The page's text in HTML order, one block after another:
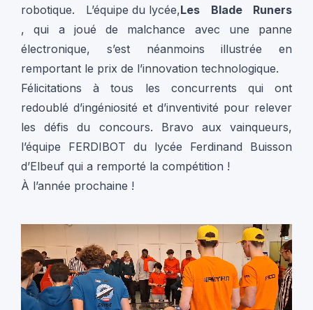
robotique. L’équipe du lycée,Les Blade Runers
, qui a joué de malchance avec une panne
électronique, s’est néanmoins illustrée en
remportant le prix de l’innovation technologique.
Félicitations à tous les concurrents qui ont
redoublé d’ingéniosité et d’inventivité pour relever
les défis du concours. Bravo aux vainqueurs,
l’équipe FERDIBOT du lycée Ferdinand Buisson
d’Elbeuf qui a remporté la compétition !
À l’année prochaine !